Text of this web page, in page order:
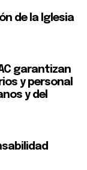
de la Iglesia
garantizan
y personal
y del